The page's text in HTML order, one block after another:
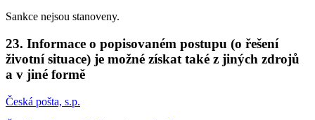
Sankce nejsou stanoveny.
23. Informace o popisovaném postupu (o řešení
životní situace) je možné získat také z jiných zdrojů
a v jiné formě
Česká pošta, s.p.